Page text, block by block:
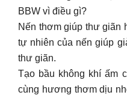
cùng hương thơm dịu
ấm cúng và dễ chịu.
Món quà tuyệt vời: nến
dành cho người thân,
Tại cửa hàng 62 Trần
các em nến thơm, mọi